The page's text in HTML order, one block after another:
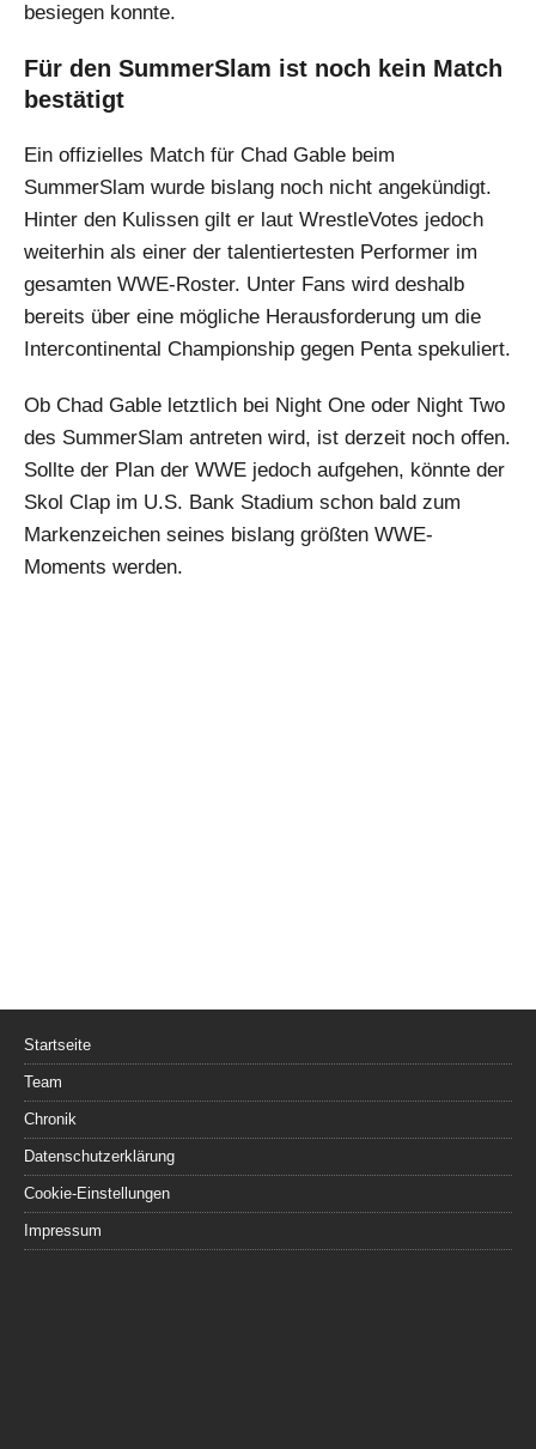
besiegen konnte.
Für den SummerSlam ist noch kein Match
bestätigt
Ein offizielles Match für Chad Gable beim
SummerSlam wurde bislang noch nicht angekündigt.
Hinter den Kulissen gilt er laut WrestleVotes jedoch
weiterhin als einer der talentiertesten Performer im
gesamten WWE-Roster. Unter Fans wird deshalb
bereits über eine mögliche Herausforderung um die
Intercontinental Championship gegen Penta spekuliert.
Ob Chad Gable letztlich bei Night One oder Night Two
des SummerSlam antreten wird, ist derzeit noch offen.
Sollte der Plan der WWE jedoch aufgehen, könnte der
Skol Clap im U.S. Bank Stadium schon bald zum
Markenzeichen seines bislang größten WWE-
Moments werden.
Startseite
Team
Chronik
Datenschutzerklärung
Cookie-Einstellungen
Impressum